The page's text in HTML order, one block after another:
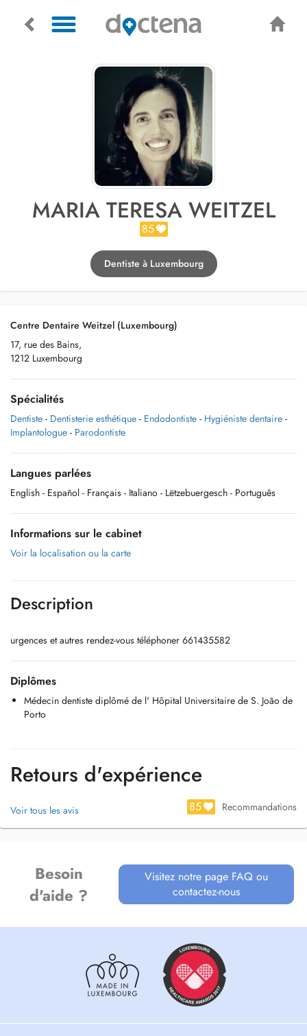
MARIA TERESA WEITZEL
85
Dentiste à Luxembourg
Centre Dentaire Weitzel (Luxembourg)
17, rue des Bains,
1212 Luxembourg
Spécialités
Dentiste - Dentisterie esthétique - Endodontiste - Hygiéniste dentaire -
Implantologue - Parodontiste
Langues parlées
English - Español - Français - Italiano - Lëtzebuergesch - Português
Informations sur le cabinet
Voir la localisation ou la carte
Description
urgences et autres rendez-vous téléphoner 661435582
Diplômes
Médecin dentiste diplômé de l' Hôpital Universitaire de S. João de
Porto
Retours d'expérience
Voir tous les avis 85 Recommandations
Besoin
d'aide ?
Visitez notre page FAQ ou
contactez-nous